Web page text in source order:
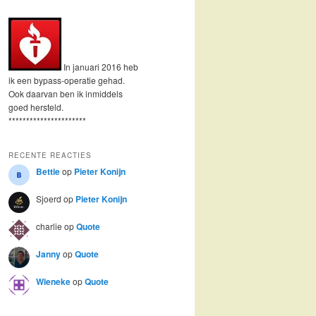
In januari 2016 heb
ik een bypass-operatie gehad.
Ook daarvan ben ik inmiddels
goed hersteld.
**********************
RECENTE REACTIES
Bettieop Pieter Konijn
Sjoerd op Pieter Konijn
charlie opQuote
JannyopQuote
WienekeopQuote